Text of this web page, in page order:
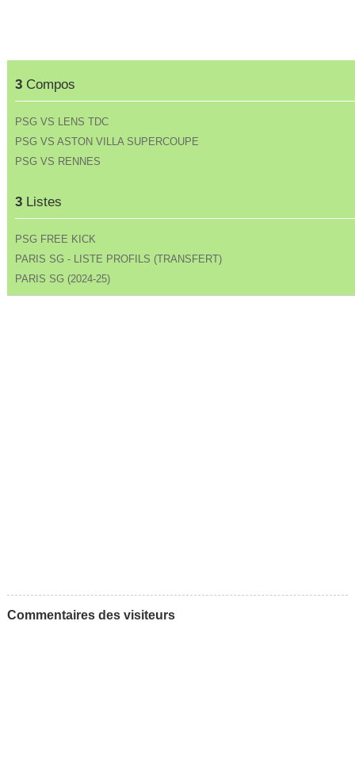
3Compos
PSG VS LENS TDC
PSG VS ASTON VILLA SUPERCOUPE
PSG VS RENNES
3Listes
PSG FREE KICK
PARIS SG - LISTE PROFILS (TRANSFERT)
PARIS SG (2024-25)
Commentaires des visiteurs